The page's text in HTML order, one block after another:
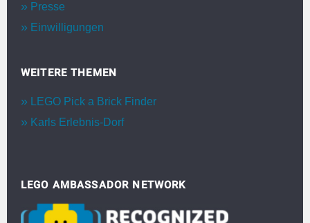
Presse
Einwilligungen
WEITERE THEMEN
LEGO Pick a Brick Finder
Karls Erlebnis-Dorf
LEGO AMBASSADOR NETWORK